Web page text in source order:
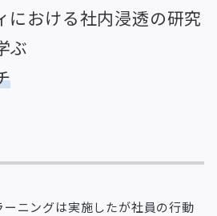
における社内浸透の研究
ぶ
ニングは実施したが社員の行動